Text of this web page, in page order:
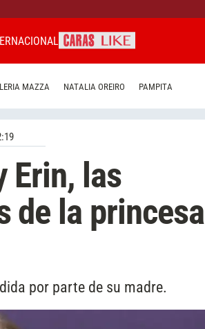
MAZZA NATALIA OREIRO PAMPITA
Erin, las
de la princesa
por parte de su madre.